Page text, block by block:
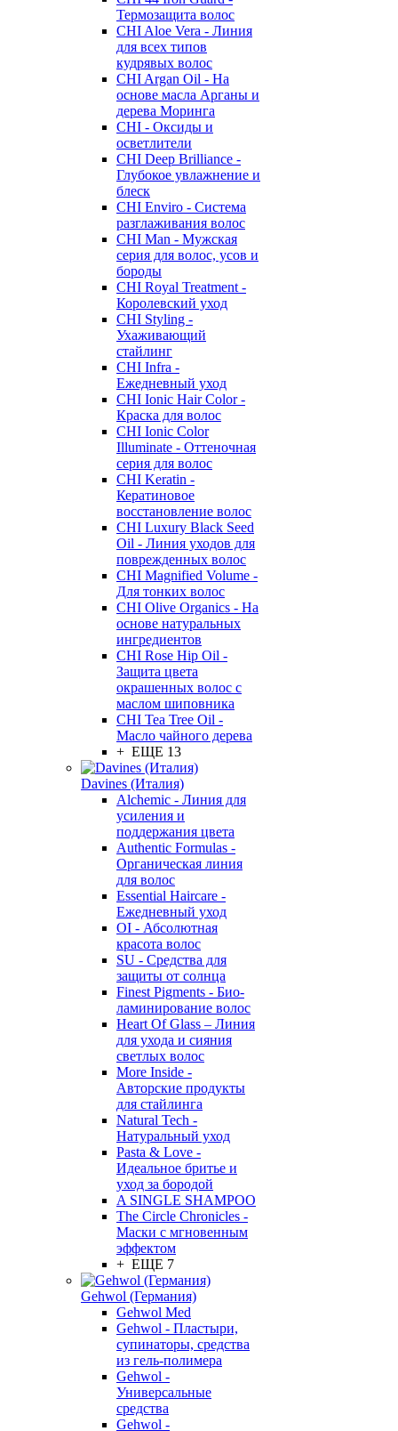
Термозащита волос
CHI Aloe Vera - Линия
для всех типов
кудрявых волос
CHI Argan Oil - На
основе масла Арганы и
дерева Моринга
CHI - Оксиды и
осветлители
CHI Deep Brilliance -
Глубокое увлажнение и
блеск
CHI Enviro - Система
разглаживания волос
CHI Man - Мужская
серия для волос, усов и
бороды
CHI Royal Treatment -
Королевский уход
CHI Styling -
Ухаживающий
стайлинг
CHI Infra -
Ежедневный уход
CHI Ionic Hair Color -
Краска для волос
CHI Ionic Color
Illuminate - Оттеночная
серия для волос
CHI Keratin -
Кератиновое
восстановление волос
CHI Luxury Black Seed
Oil - Линия уходов для
поврежденных волос
CHI Magnified Volume -
Для тонких волос
CHI Olive Organics - На
основе натуральных
ингредиентов
CHI Rose Hip Oil -
Защита цвета
окрашенных волос с
маслом шиповника
CHI Tea Tree Oil -
Масло чайного дерева
+ ЕЩЕ 13
Davines (Италия)
Alchemic - Линия для
усиления и
поддержания цвета
Authentic Formulas -
Органическая линия
для волос
Essential Haircare -
Eжедневный уход
OI - Абсолютная
красота волос
SU - Средства для
защиты от солнца
Finest Pigments - Био-
ламинирование волос
Heart Of Glass – Линия
для ухода и сияния
светлых волос
More Inside -
Авторские продукты
для стайлинга
Natural Tech -
Натуральный уход
Pasta & Love -
Идеальное бритье и
уход за бородой
A SINGLE SHAMPOO
The Circle Chronicles -
Маски с мгновенным
эффектом
+ ЕЩЕ 7
Gehwol (Германия)
Gehwol Med
Gehwol - Пластыри,
супинаторы, средства
из гель-полимера
Gehwol -
Универсальные
средства
Gehwol -